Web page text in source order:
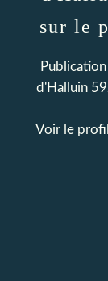
sur le
d'Halluin
Voir le